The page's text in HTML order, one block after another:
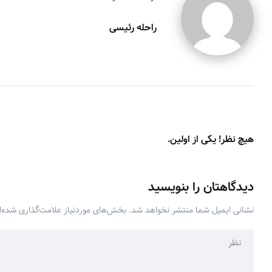
راحله رئیسی
هیچ نظر! یکی از اولین.
دیدگاهتان را بنویسید
نشانی ایمیل شما منتشر نخواهد شد. بخش‌های موردنیاز علامت‌گذاری